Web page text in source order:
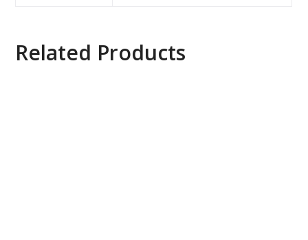
Related Products